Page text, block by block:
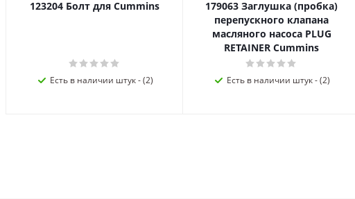
123204 Болт для Cummins
Есть в наличии штук - (2)
179063 Заглушка (пробка)
перепускного клапана
масляного насоса PLUG
RETAINER Cummins
Есть в наличии штук - (2)